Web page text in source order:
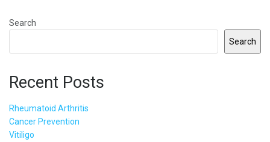
Search
Search
Recent Posts
Rheumatoid Arthritis
Cancer Prevention
Vitiligo